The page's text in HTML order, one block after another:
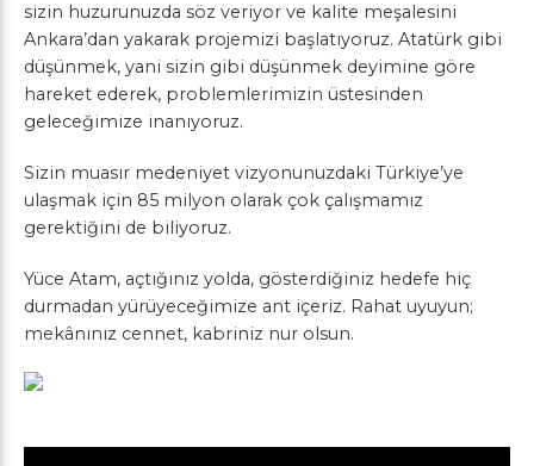
sizin huzurunuzda söz veriyor ve kalite meşalesini
Ankara’dan yakarak projemizi başlatıyoruz. Atatürk gibi
düşünmek, yani sizin gibi düşünmek deyimine göre
hareket ederek, problemlerimizin üstesinden
geleceğimize inanıyoruz.
Sizin muasır medeniyet vizyonunuzdaki Türkiye’ye
ulaşmak için 85 milyon olarak çok çalışmamız
gerektiğini de biliyoruz.
Yüce Atam, açtığınız yolda, gösterdiğiniz hedefe hiç
durmadan yürüyeceğimize ant içeriz. Rahat uyuyun;
mekânınız cennet, kabriniz nur olsun.